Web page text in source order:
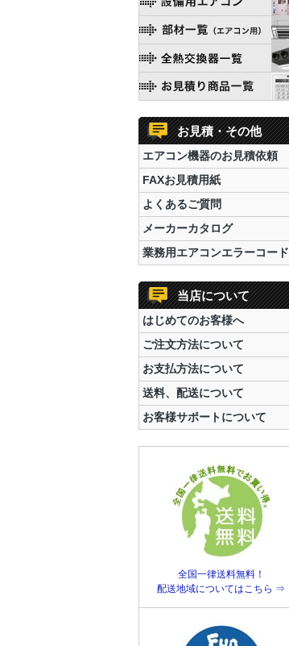
お見積・その他
エアコン機器のお見積依頼
FAXお見積用紙
よくあるご質問
メーカーカタログ
業務用エアコンエラーコード
当店について
はじめてのお客様へ
ご注文方法について
お支払方法について
送料、配送について
お客様サポートについて
全国一律送料無料！
配送地域についてはこちら ⇒